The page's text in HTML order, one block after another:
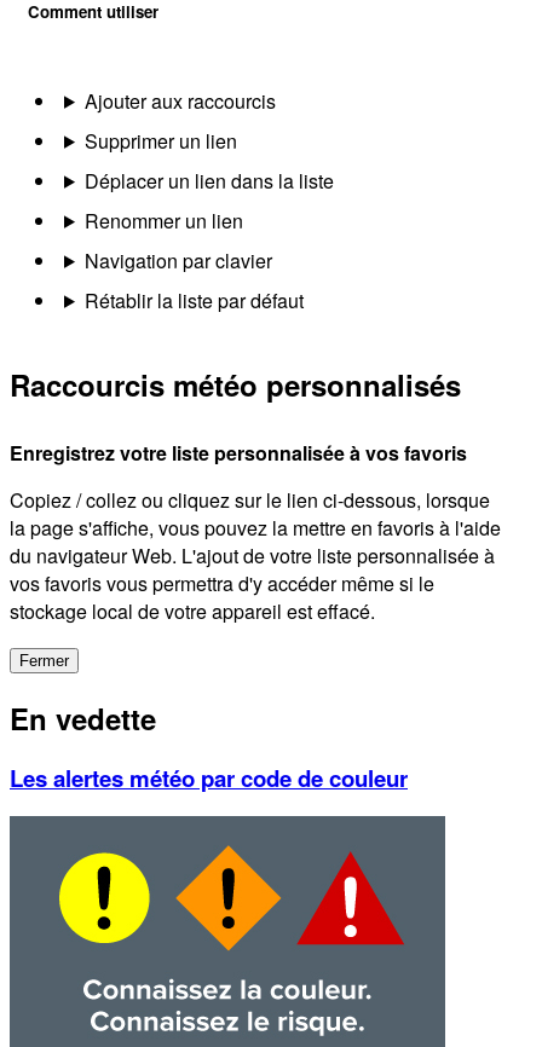
Comment utiliser
Ajouter aux raccourcis
Supprimer un lien
Déplacer un lien dans la liste
Renommer un lien
Navigation par clavier
Rétablir la liste par défaut
Raccourcis météo personnalisés
Enregistrez votre liste personnalisée à vos favoris
Copiez / collez ou cliquez sur le lien ci-dessous, lorsque
la page s'affiche, vous pouvez la mettre en favoris à l'aide
du navigateur Web. L'ajout de votre liste personnalisée à
vos favoris vous permettra d'y accéder même si le
stockage local de votre appareil est effacé.
Fermer
En vedette
Les alertes météo par code de couleur